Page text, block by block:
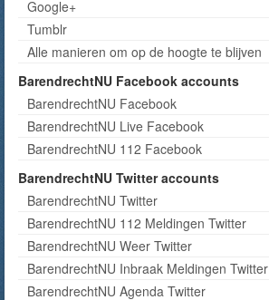
Google+
Tumblr
Alle manieren om op de hoogte te blijven
BarendrechtNU Facebook accounts
BarendrechtNU Facebook
BarendrechtNU Live Facebook
BarendrechtNU 112 Facebook
BarendrechtNU Twitter accounts
BarendrechtNU Twitter
BarendrechtNU 112 Meldingen Twitter
BarendrechtNU Weer Twitter
BarendrechtNU Inbraak Meldingen Twitter
BarendrechtNU Agenda Twitter